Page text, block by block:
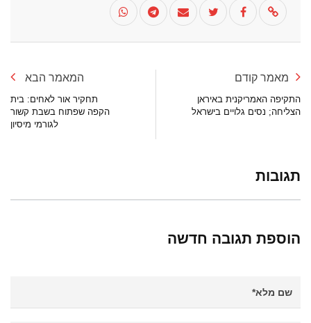
מאמר קודם
התקיפה האמריקנית באיראן
הצליחה; נסים גלויים בישראל
המאמר הבא
תחקיר אור לאחים: בית
הקפה שפתוח בשבת קשור
לגורמי מיסיון
תגובות
הוספת תגובה חדשה